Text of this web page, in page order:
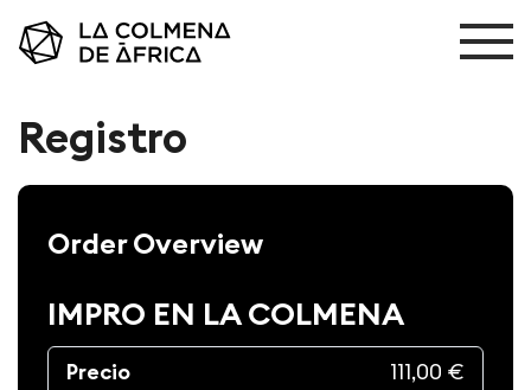
Registro
Order Overview
IMPRO EN LA COLMENA
Precio 111,00 €